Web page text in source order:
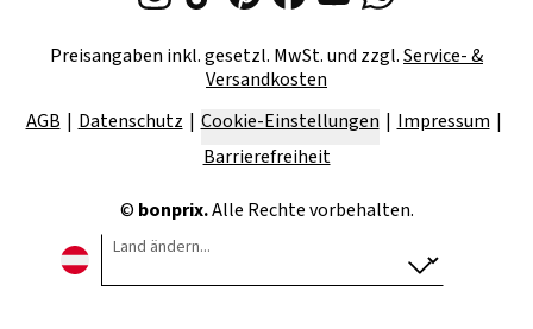
Preisangaben inkl. gesetzl. MwSt. und zzgl.Service- &
Versandkosten
AGB
Datenschutz Cookie-Einstellungen
Impressum
Barrierefreiheit
© bonprix.Alle Rechte vorbehalten.
Land ändern...